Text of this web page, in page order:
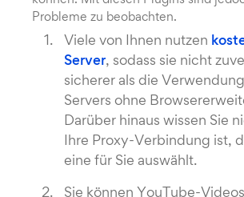
Probleme zu beobachten.
Viele von Ihnen nutzen
Server, sodass sie nicht
sicherer als die
Servers ohne
Darüber hinaus wissen Sie
Ihre Proxy-Verbindung ist,
eine für Sie auswählt.
Sie können YouTube-